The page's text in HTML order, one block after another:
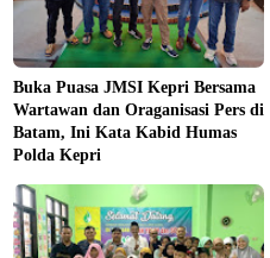
Buka Puasa JMSI Kepri Bersama
Wartawan dan Oraganisasi Pers di
Batam, Ini Kata Kabid Humas
Polda Kepri